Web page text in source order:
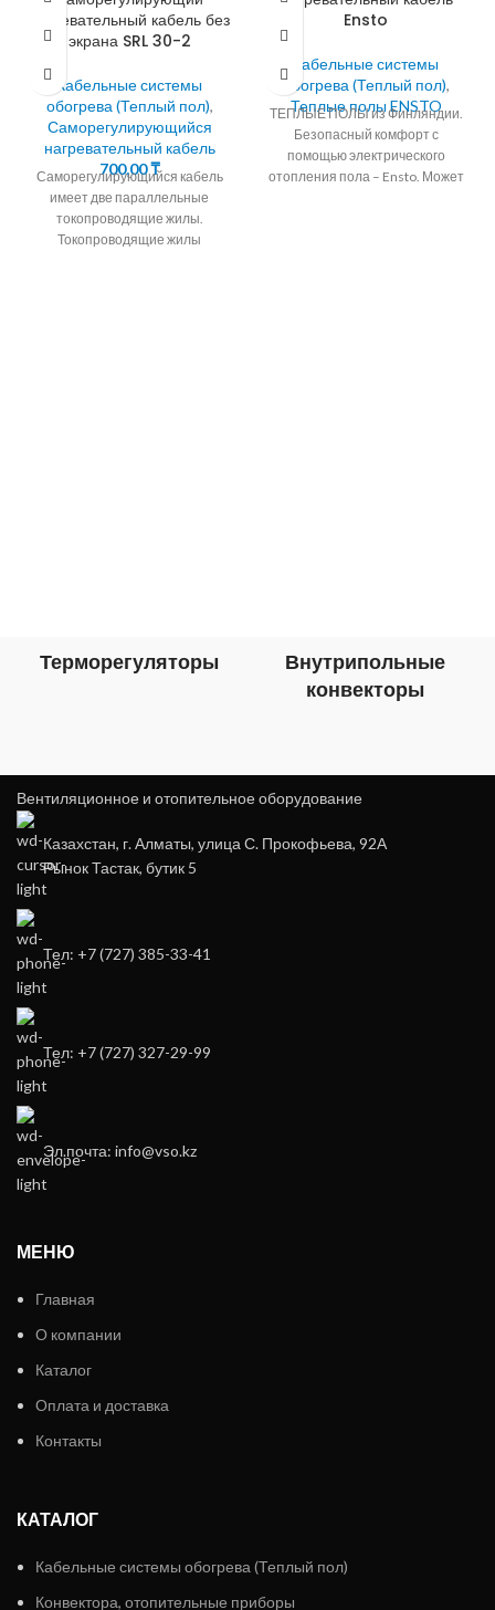
нагревательный кабель без
экрана SRL 30-2
Кабельные системы
обогрева (Теплый пол),
Саморегулирующийся
нагревательный кабель
700,00₸
Саморегулирующийся кабель
имеет две параллельные
токопроводящие жилы.
Токопроводящие жилы
Ensto
Кабельные системы
обогрева (Теплый пол),
Теплые полы ENSTO
ТЕПЛЫЕ ПОЛЫ из Финляндии.
Безопасный комфорт с
помощью электрического
отопления пола – Ensto. Может
Терморегуляторы
Внутрипольные
конвекторы
Вентиляционное и отопительное оборудование
Казахстан, г. Алматы, улица С. Прокофьева, 92А
Рынок Тастак, бутик 5
Тел: +7 (727) 385-33-41
Тел: +7 (727) 327-29-99
Эл.почта: info@vso.kz
МЕНЮ
Главная
О компании
Каталог
Оплата и доставка
Контакты
КАТАЛОГ
Кабельные системы обогрева (Теплый пол)
Конвектора, отопительные приборы